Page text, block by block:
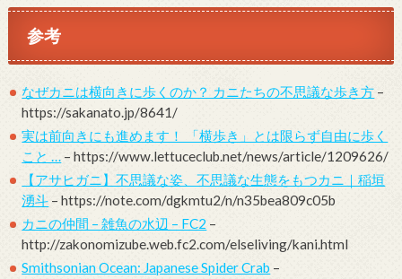
参考
なぜカニは横向きに歩くのか？ カニたちの不思議な歩き方 –
https://sakanato.jp/8641/
実は前向きにも進めます！ 「横歩き」とは限らず自由に歩く
こと … – https://www.lettuceclub.net/news/article/1209626/
【アサヒガニ】不思議な姿、不思議な生態をもつカニ｜稲垣
湧斗 – https://note.com/dgkmtu2/n/n35bea809c05b
カニの仲間 – 雑魚の水辺 – FC2 –
http://zakonomizube.web.fc2.com/elseliving/kani.html
Smithsonian Ocean: Japanese Spider Crab –